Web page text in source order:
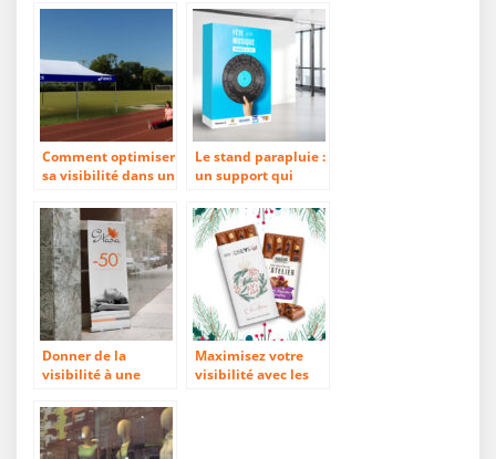
Comment optimiser
sa visibilité dans un
barnum ?
Le stand parapluie :
un support qui
univers
Donner de la
visibilité à une
roll’up
Maximisez votre
visibilité avec les